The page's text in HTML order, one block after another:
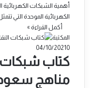
أهمية الشبكات
الكهربائية الموحدة التي
أكمل القراءة »
المكتبة
04/10/20210
كتاب شبكات
مناهج